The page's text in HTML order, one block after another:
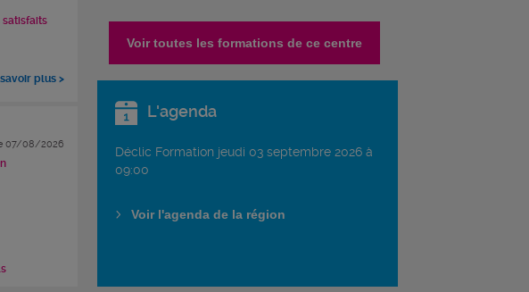
satisfaits
savoir plus >
07/08/2026
Voir toutes les formations de ce centre
L'agenda
Déclic Formation jeudi 03 septembre 2026 à
09:00
Voir l'agenda de la région